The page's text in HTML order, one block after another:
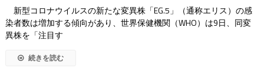
新型コロナウイルスの新たな変異株「EG.5」（通称エリス）の感
染者数は増加する傾向があり、世界保健機関（WHO）は9日、同変
異株を「注目す
続きを読む